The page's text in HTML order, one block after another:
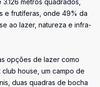
metros quadrados,
e frutíferas, onde 49% da
ao lazer, natureza e infra-
opções de lazer como
house, um campo de
duas quadras de bocha